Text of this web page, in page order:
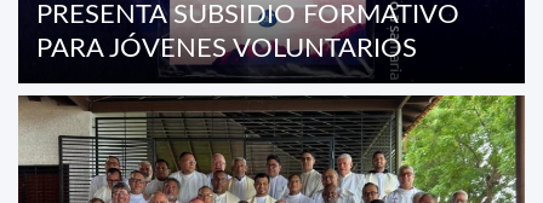
PRESENTA SUBSIDIO FORMATIVO
PARA JÓVENES VOLUNTARIOS